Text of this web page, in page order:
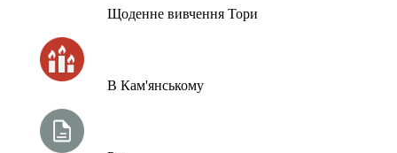
Щоденне вивчення Тори
В Кам'янському